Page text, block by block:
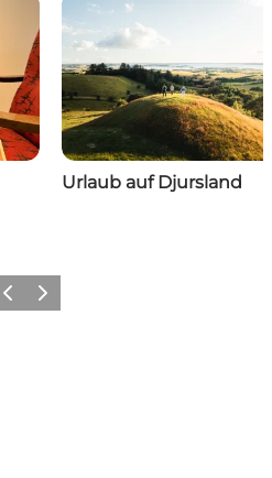
Urlaub auf Djursland
ZurückWeiter